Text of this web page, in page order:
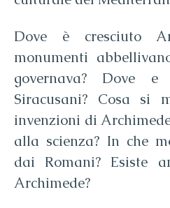
Dove è cresciuto
monumenti
governava? Dove
Siracusani? Cosa si
invenzioni di
alla scienza? In che
dai Romani? Esiste
Archimede?